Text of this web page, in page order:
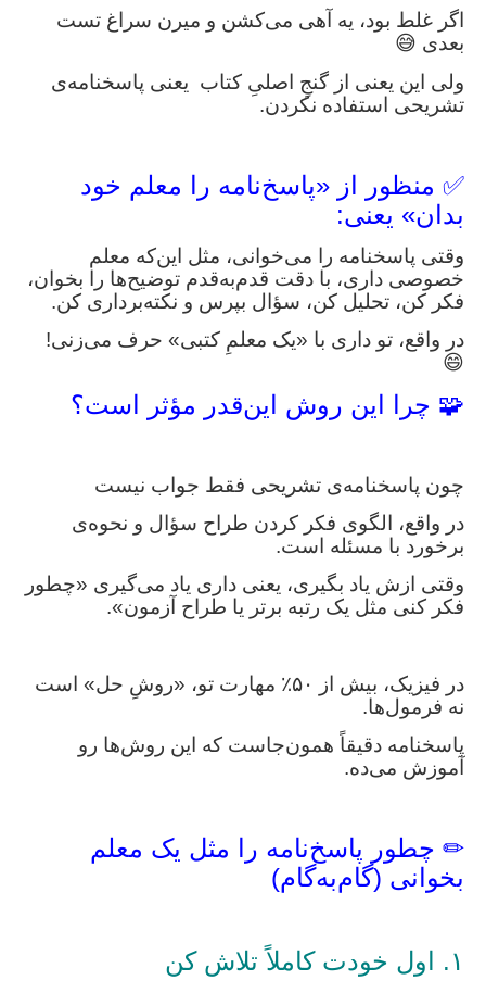
اگر غلط بود، یه آهی می‌کشن و میرن سراغ تست
بعدی 😅
ولی این یعنی از گنجِ اصلیِ کتاب یعنی پاسخنامه‌ی
تشریحی استفاده نکردن.
✅ منظور از «پاسخ‌نامه را معلم خود
بدان» یعنی:
وقتی پاسخنامه را می‌خوانی، مثل این‌که معلم
خصوصی داری، با دقت قدم‌به‌قدم توضیح‌ها را بخوان،
فکر کن، تحلیل کن، سؤال بپرس و نکته‌برداری کن.
در واقع، تو داری با «یک معلمِ کتبی» حرف می‌زنی!
😄
🧩 چرا این روش این‌قدر مؤثر است؟
چون پاسخنامه‌ی تشریحی فقط جواب نیست
در واقع، الگوی فکر کردن طراح سؤال و نحوه‌ی
برخورد با مسئله است.
وقتی ازش یاد بگیری، یعنی داری یاد می‌گیری «چطور
فکر کنی مثل یک رتبه برتر یا طراح آزمون».
در فیزیک، بیش از ۵۰٪ مهارت تو، «روشِ حل» است
نه فرمول‌ها.
پاسخنامه دقیقاً همون‌جاست که این روش‌ها رو
آموزش می‌ده.
✏ چطور پاسخ‌نامه را مثل یک معلم
بخوانی (گام‌به‌گام)
۱. اول خودت کاملاً تلاش کن